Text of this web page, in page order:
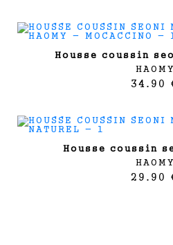
housse coussin
HAOMY
34.90
housse coussin
HAOMY
29.90